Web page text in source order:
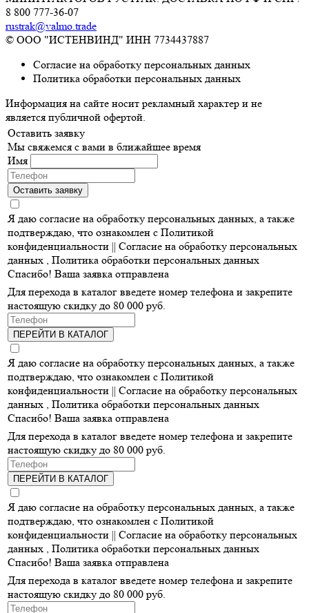
8 800 777-36-07
rustrak@valmo.trade
© ООО "ИСТЕНВИНД" ИНН 7734437887
Согласие на обработку персональных данных
Политика обработки персональных данных
Информация на сайте носит рекламный характер и не
является публичной офертой.
Оставить заявку
Мы свяжемся с вами в ближайшее время
Имя
Оставить заявку
Я даю согласие на обработку персональных данных, а также
подтверждаю, что ознакомлен с Политикой
конфиденциальности || Согласие на обработку персональных
данных , Политика обработки персональных данных
Спасибо! Ваша заявка отправлена
Для перехода в каталог введете номер телефона и закрепите
настоящую скидку до 80 000 руб.
ПЕРЕЙТИ В КАТАЛОГ
Я даю согласие на обработку персональных данных, а также
подтверждаю, что ознакомлен с Политикой
конфиденциальности || Согласие на обработку персональных
данных , Политика обработки персональных данных
Спасибо! Ваша заявка отправлена
Для перехода в каталог введете номер телефона и закрепите
настоящую скидку до 80 000 руб.
ПЕРЕЙТИ В КАТАЛОГ
Я даю согласие на обработку персональных данных, а также
подтверждаю, что ознакомлен с Политикой
конфиденциальности || Согласие на обработку персональных
данных , Политика обработки персональных данных
Спасибо! Ваша заявка отправлена
Для перехода в каталог введете номер телефона и закрепите
настоящую скидку до 80 000 руб.